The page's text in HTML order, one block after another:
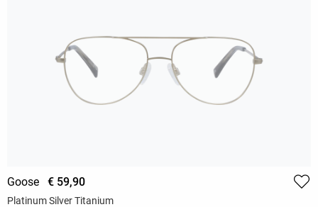
Goose € 59,90
Platinum Silver Titanium